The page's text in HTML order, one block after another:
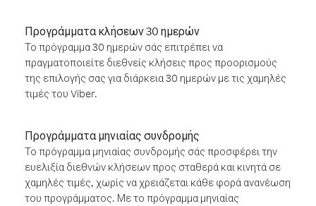
Προγράμματα κλήσεων 30 ημερών
Το πρόγραμμα 30 ημερών σάς επιτρέπει να
πραγματοποιείτε διεθνείς κλήσεις προς προορισμούς
της επιλογής σας για διάρκεια 30 ημερών με τις χαμηλές
τιμές του Viber.
Προγράμματα μηνιαίας συνδρομής
Το πρόγραμμα μηνιαίας συνδρομής σάς προσφέρει την
ευελιξία διεθνών κλήσεων προς σταθερά και κινητά σε
χαμηλές τιμές, χωρίς να χρειάζεται κάθε φορά ανανέωση
του προγράμματος. Με το πρόγραμμα μηνιαίας